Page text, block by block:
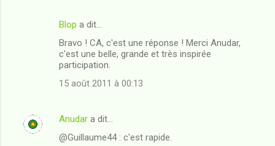
Blop a dit…
Bravo ! CA, c'est une réponse ! Merci Anudar,
c'est une belle, grande et très inspirée
participation.
15 août 2011 à 00:13
Anudar a dit…
@Guillaume44 : c'est rapide.